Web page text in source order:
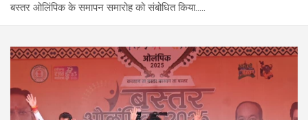
बस्तर ओलिंपिक के समापन समारोह को संबोधित किया…..